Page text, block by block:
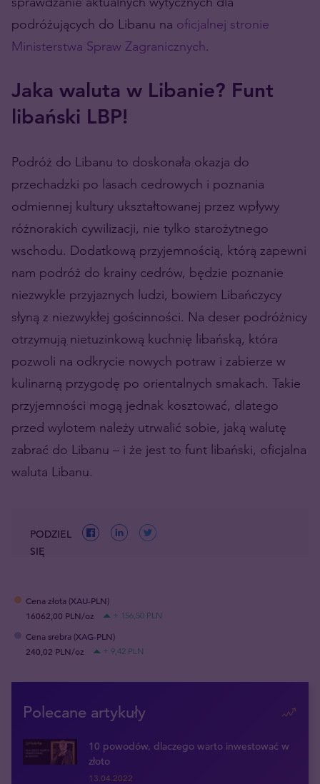
podróżujących do Libanu na oficjalnej stronie
Ministerstwa Spraw Zagranicznych.
Jaka waluta w Libanie? Funt
libański LBP!
Podróż do Libanu to doskonała okazja do
przechadzki po lasach cedrowych i poznania
odmiennej kultury ukształtowanej przez wpływy
różnorakich cywilizacji, nie tylko starożytnego
wschodu. Dodatkową przyjemnością, którą zapewni
nam podróż do krainy cedrów, będzie poznanie
niezwykle przyjaznych ludzi, bowiem Libańczycy
słyną z niezwykłej gościnności. Na deser podróżnicy
otrzymują nietuzinkową kuchnię libańską, która
pozwoli na odkrycie nowych potraw i zabierze w
kulinarną przygodę po orientalnych smakach. Takie
przyjemności mogą jednak kosztować, dlatego
przed wylotem należy utrwalić sobie, jaką walutę
zabrać do Libanu – i że jest to funt libański, oficjalna
waluta Libanu.
PODZIEL
SIĘ
Cena złota (XAU-PLN)
16062,00 PLN/oz
+ 156,50 PLN
Cena srebra (XAG-PLN)
240,02 PLN/oz
+ 9,42 PLN
Polecane artykuły
10 powodów, dlaczego warto inwestować w
złoto
13.04.2022